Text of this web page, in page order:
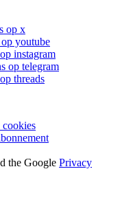
op x
youtube
instagram
op telegram
threads
the Google Privacy